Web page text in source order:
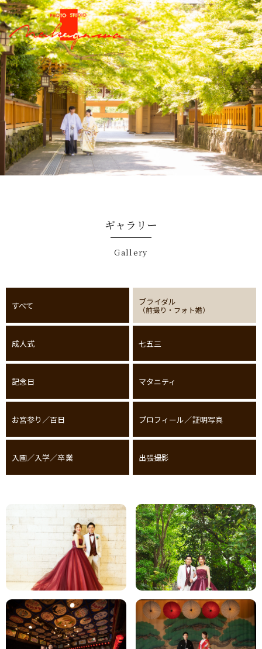
ギャラリー
gallery
すべて ブライダル
（前撮り・フォト婚）
成人式 七五三
記念日 マタニティ
お宮参り／百日 プロフィール／証明写真
入園／入学／卒業 出張撮影